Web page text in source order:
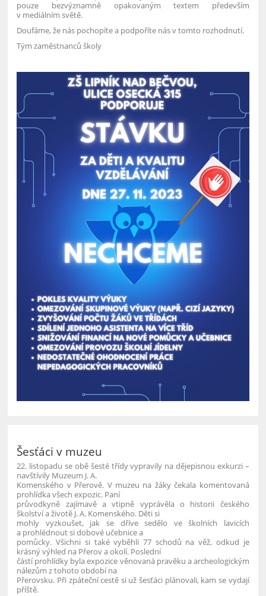
pouze bezvýznamně opakovaným textem především
v mediálním světě.
Doufáme, že nás pochopíte a podpoříte nás v tomto rozhodnutí.
Tým zaměstnanců školy
Šesťáci v muzeu
22. listopadu se obě šesté třídy vypravily na dějepisnou exkurzi –
navštívily Muzeum J. A.
Komenského v Přerově. V muzeu na žáky čekala komentovaná
prohlídka všech expozic. Paní
průvodkyně zajímavě a vtipně vyprávěla o historii českého
školství a životě J. A. Komenského. Děti si
mohly vyzkoušet, jak se dříve sedělo ve školních lavicích
a prohlédnout si dobové učebnice a
pomůcky. Všichni si také vyběhli 77 schodů na věž, odkud je
krásný výhled na Přerov a okolí. Poslední
částí prohlídky byla expozice věnovaná pravěku a archeologickým
nálezům z tohoto období na
Přerovsku. Při zpáteční cestě si už šesťáci plánovali, kam se vydají
příště.